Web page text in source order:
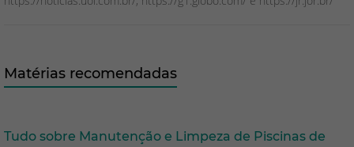
Matérias recomendadas
Tudo sobre Manutenção e Limpeza de Piscinas de